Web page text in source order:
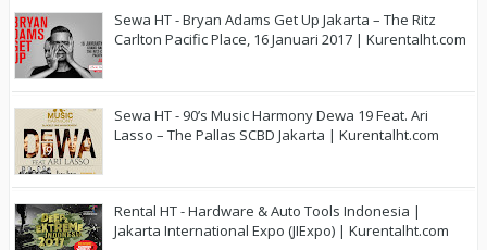
Sewa HT - Bryan Adams Get Up Jakarta – The Ritz
Carlton Pacific Place, 16 Januari 2017 | Kurentalht.com
Sewa HT - 90’s Music Harmony Dewa 19 Feat. Ari
Lasso – The Pallas SCBD Jakarta | Kurentalht.com
Rental HT - Hardware & Auto Tools Indonesia |
Jakarta International Expo (JIExpo) | Kurentalht.com